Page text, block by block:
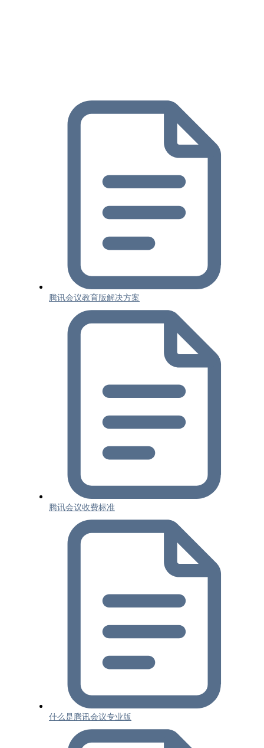
腾讯会议教育版解决方案
腾讯会议收费标准
什么是腾讯会议专业版